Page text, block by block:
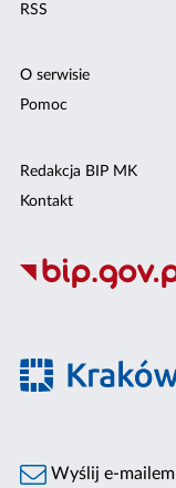
RSS
O serwisie
Pomoc
Redakcja BIP MK
Kontakt
Wyślij e-mailem